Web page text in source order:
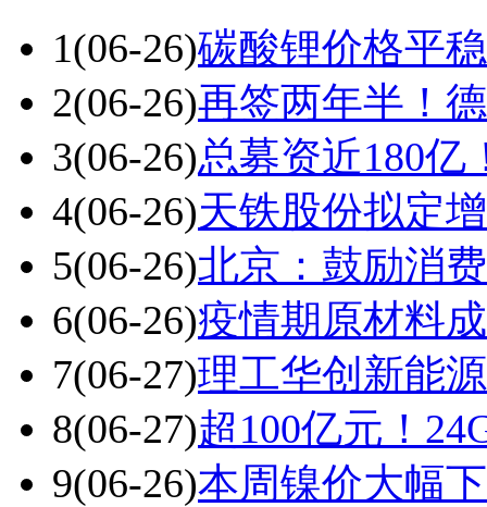
1(06-26)碳酸锂价格平
2(06-26)再签两年半！
3(06-26)总募资近180亿
4(06-26)天铁股份拟定
5(06-26)北京：鼓励消
6(06-26)疫情期原材料
7(06-27)理工华创新能
8(06-27)超100亿元！
9(06-26)本周镍价大幅